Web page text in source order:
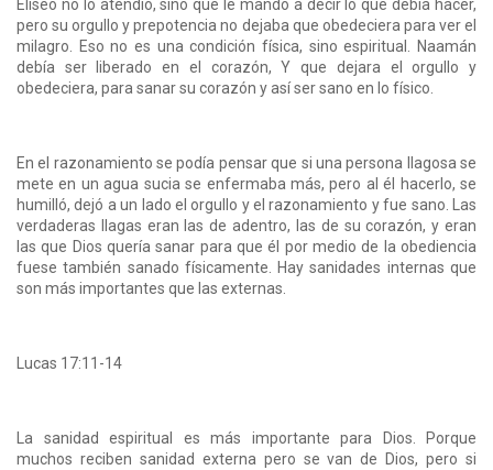
Eliseo no lo atendió, sino que le mando a decir lo que debía hacer,
pero su orgullo y prepotencia no dejaba que obedeciera para ver el
milagro. Eso no es una condición física, sino espiritual. Naamán
debía ser liberado en el corazón, Y que dejara el orgullo y
obedeciera, para sanar su corazón y así ser sano en lo físico.
En el razonamiento se podía pensar que si una persona llagosa se
mete en un agua sucia se enfermaba más, pero al él hacerlo, se
humilló, dejó a un lado el orgullo y el razonamiento y fue sano. Las
verdaderas llagas eran las de adentro, las de su corazón, y eran
las que Dios quería sanar para que él por medio de la obediencia
fuese también sanado físicamente. Hay sanidades internas que
son más importantes que las externas.
Lucas 17:11-14
La sanidad espiritual es más importante para Dios. Porque
muchos reciben sanidad externa pero se van de Dios, pero si